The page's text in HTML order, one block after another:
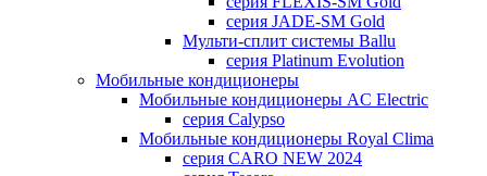
серия JADE-SM Gold
Мульти-сплит системы Ballu
серия Platinum Evolution
Мобильные кондиционеры
Мобильные кондиционеры AC Electric
серия Calypso
Мобильные кондиционеры Royal Clima
серия CARO NEW 2024